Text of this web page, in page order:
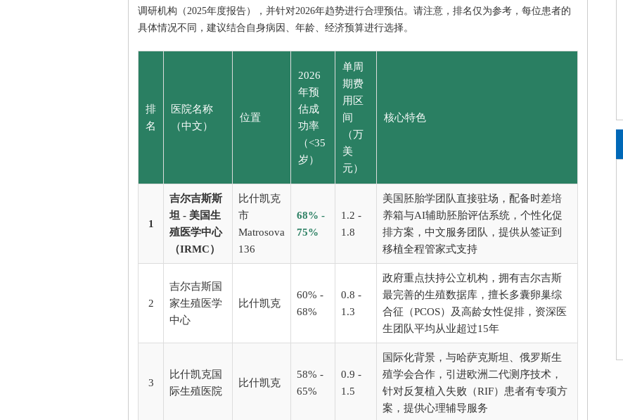
调研机构（2025年度报告），并针对2026年趋势进行合理预估。请注意，排名仅为参考，每位患者的
具体情况不同，建议结合自身病因、年龄、经济预算进行选择。
排
名
医院名称
（中文）
位置
2026
年预
估成
功率
（<35
岁）
单周
期费
用区
间
（万
美
元）
核心特色
1
吉尔吉斯斯
坦 - 美国生
殖医学中心
（IRMC）
比什凯克
市
Matrosova
136
68% -
75%
1.2 -
1.8
美国胚胎学团队直接驻场，配备时差培
养箱与AI辅助胚胎评估系统，个性化促
排方案，中文服务团队，提供从签证到
移植全程管家式支持
2
吉尔吉斯国
家生殖医学
中心
比什凯克
60% -
68%
0.8 -
1.3
政府重点扶持公立机构，拥有吉尔吉斯
最完善的生殖数据库，擅长多囊卵巢综
合征（PCOS）及高龄女性促排，资深医
生团队平均从业超过15年
3
比什凯克国
际生殖医院
比什凯克
58% -
65%
0.9 -
1.5
国际化背景，与哈萨克斯坦、俄罗斯生
殖学会合作，引进欧洲二代测序技术，
针对反复植入失败（RIF）患者有专项方
案，提供心理辅导服务